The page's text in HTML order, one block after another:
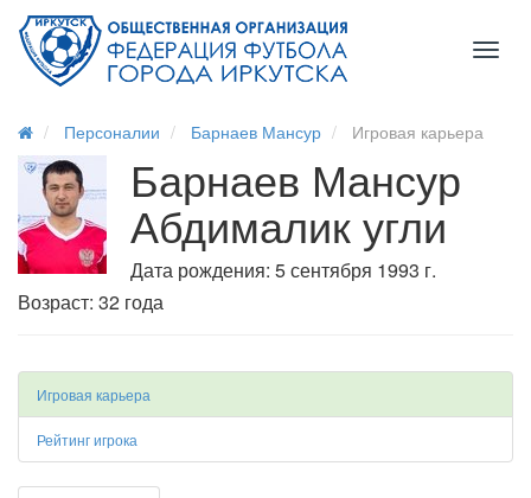
Персоналии Барнаев Мансур Игровая карьера
Барнаев Мансур
Абдималик угли
Дата рождения: 5 сентября 1993 г.
Возраст: 32 года
Игровая карьера
Рейтинг игрока